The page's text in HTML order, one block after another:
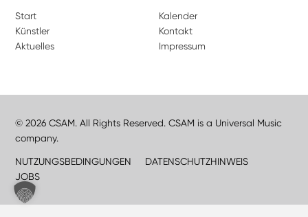
Start
Künstler
Aktuelles
Kalender
Kontakt
Impressum
© 2026 CSAM. All Rights Reserved. CSAM is a Universal Music
company.
NUTZUNGSBEDINGUNGEN
DATENSCHUTZHINWEIS
JOBS